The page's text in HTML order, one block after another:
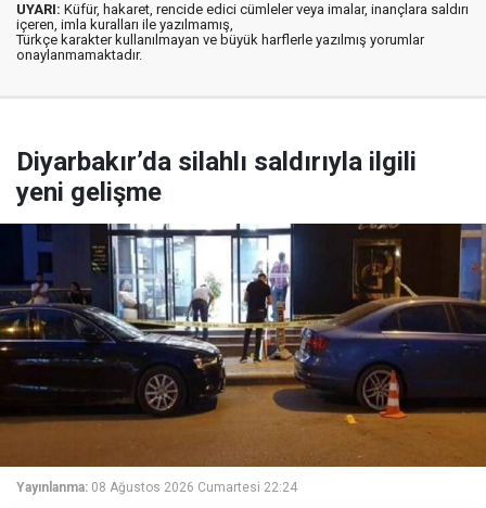
UYARI: Küfür, hakaret, rencide edici cümleler veya imalar, inançlara saldırı
içeren, imla kuralları ile yazılmamış,
Türkçe karakter kullanılmayan ve büyük harflerle yazılmış yorumlar
onaylanmamaktadır.
Diyarbakır’da silahlı saldırıyla ilgili
yeni gelişme
Yayınlanma: 08 Ağustos 2026 Cumartesi 22:24